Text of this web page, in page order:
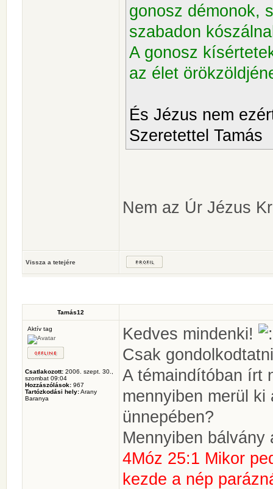
gonosz démonok,
szabadon
A gonosz
az élet
És Jézus nem
Szeretettel Tamás
Nem az Úr Jézus
Vissza a tetejére
Tamás12
Aktív tag
Csatlakozott: 2006. szept. 30.,
szombat 09:04
Hozzászólások: 967
Tartózkodási hely:Arany
Baranya
Kedves mindenki!
Csak
A témaindítóban írt
mennyiben merül
ünnepében?
Mennyiben bálvány
4Móz 25:1 Mikor
kezde a nép